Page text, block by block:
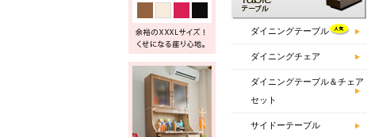
ダイニングテーブル
ダイニングチェア
ダイニングテーブル＆チェア
セット
サイドーテーブル